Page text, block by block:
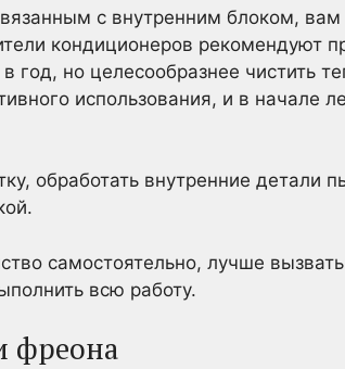
с внутренним блоком,
кондиционеров рекомендуют
год, но целесообразнее чистить
использования, и в начале
обработать внутренние детали
самостоятельно, лучше
всю работу.
фреона